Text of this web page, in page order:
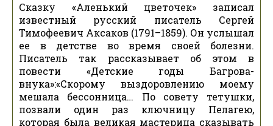
Сказку «Аленький цветочек» записал
известный русский писатель Сергей
Тимофеевич Аксаков (1791–1859). Он услышал
ее в детстве во время своей болезни.
Писатель так рассказывает об этом в
повести «Детские годы Багрова-
внука»:«Скорому выздоровлению моему
мешала бессонница… По совету тетушки,
позвали один раз ключницу Пелагею,
которая была великая мастерица сказывать